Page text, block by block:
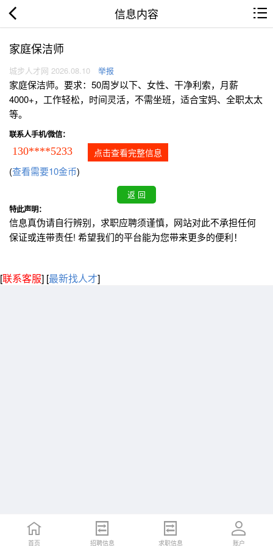
信息内容
家庭保洁师
城步人才网 2026.08.10 举报
家庭保洁师。要求：50周岁以下、女性、干净利索，月薪
4000+，工作轻松，时间灵活，不需坐班，适合宝妈、全职太太
等。
联系人手机/微信：
130****5233 点击查看完整信息
(查看需要10金币)
特此声明：
信息真伪请自行辨别，求职应聘须谨慎，网站对此不承担任何
保证或连带责任! 希望我们的平台能为您带来更多的便利！
[联系客服] [最新找人才]
首页 招聘信息 求职信息 账户